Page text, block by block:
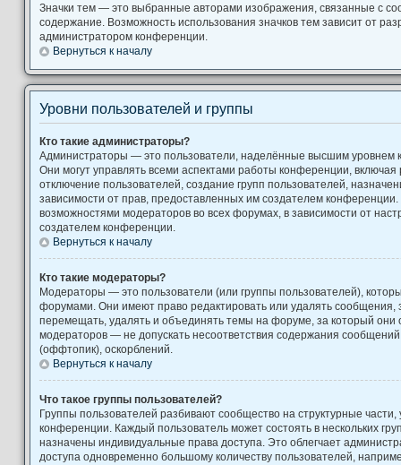
Значки тем — это выбранные авторами изображения, связанные с
содержание. Возможность использования значков тем зависит от
администратором конференции.
Вернуться к началу
Уровни пользователей и группы
Кто такие администраторы?
Администраторы — это пользователи, наделённые высшим уровнем
Они могут управлять всеми аспектами работы конференции, включая
отключение пользователей, создание групп пользователей,
зависимости от прав, предоставленных им создателем
возможностями модераторов во всех форумах, в зависимости от
создателем конференции.
Вернуться к началу
Кто такие модераторы?
Модераторы — это пользователи (или группы пользователей),
форумами. Они имеют право редактировать или удалять сообщения,
перемещать, удалять и объединять темы на форуме, за который они
модераторов — не допускать несоответствия содержания
(оффтопик), оскорблений.
Вернуться к началу
Что такое группы пользователей?
Группы пользователей разбивают сообщество на структурные
конференции. Каждый пользователь может состоять в нескольких
назначены индивидуальные права доступа. Это облегчает
доступа одновременно большому количеству пользователей,